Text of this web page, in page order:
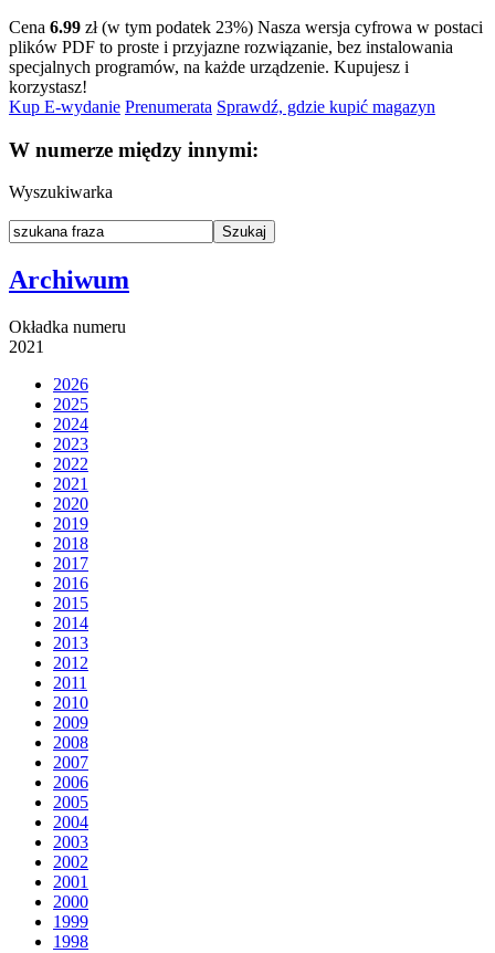
Cena 6.99 zł (w tym podatek 23%) Nasza wersja cyfrowa w postaci
plików PDF to proste i przyjazne rozwiązanie, bez instalowania
specjalnych programów, na każde urządzenie. Kupujesz i
korzystasz!
Kup E-wydanie Prenumerata Sprawdź, gdzie kupić magazyn
W numerze między innymi:
Wyszukiwarka
Archiwum
Okładka numeru
2021
2026
2025
2024
2023
2022
2021
2020
2019
2018
2017
2016
2015
2014
2013
2012
2011
2010
2009
2008
2007
2006
2005
2004
2003
2002
2001
2000
1999
1998